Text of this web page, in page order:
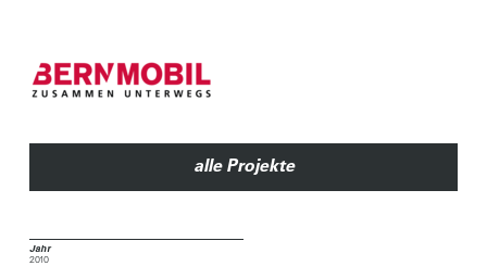
Jahr
2010
alle Projekte